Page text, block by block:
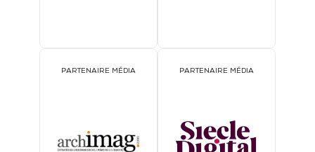
PARTENAIRE MÉDIA PARTENAIRE MÉDIA